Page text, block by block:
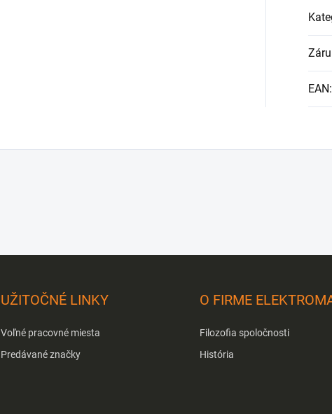
EAN:
UŽITOČNÉ LINKY
Voľné pracovné miesta
Predávané značky
O FIRME
Filozofia spoločnosti
História